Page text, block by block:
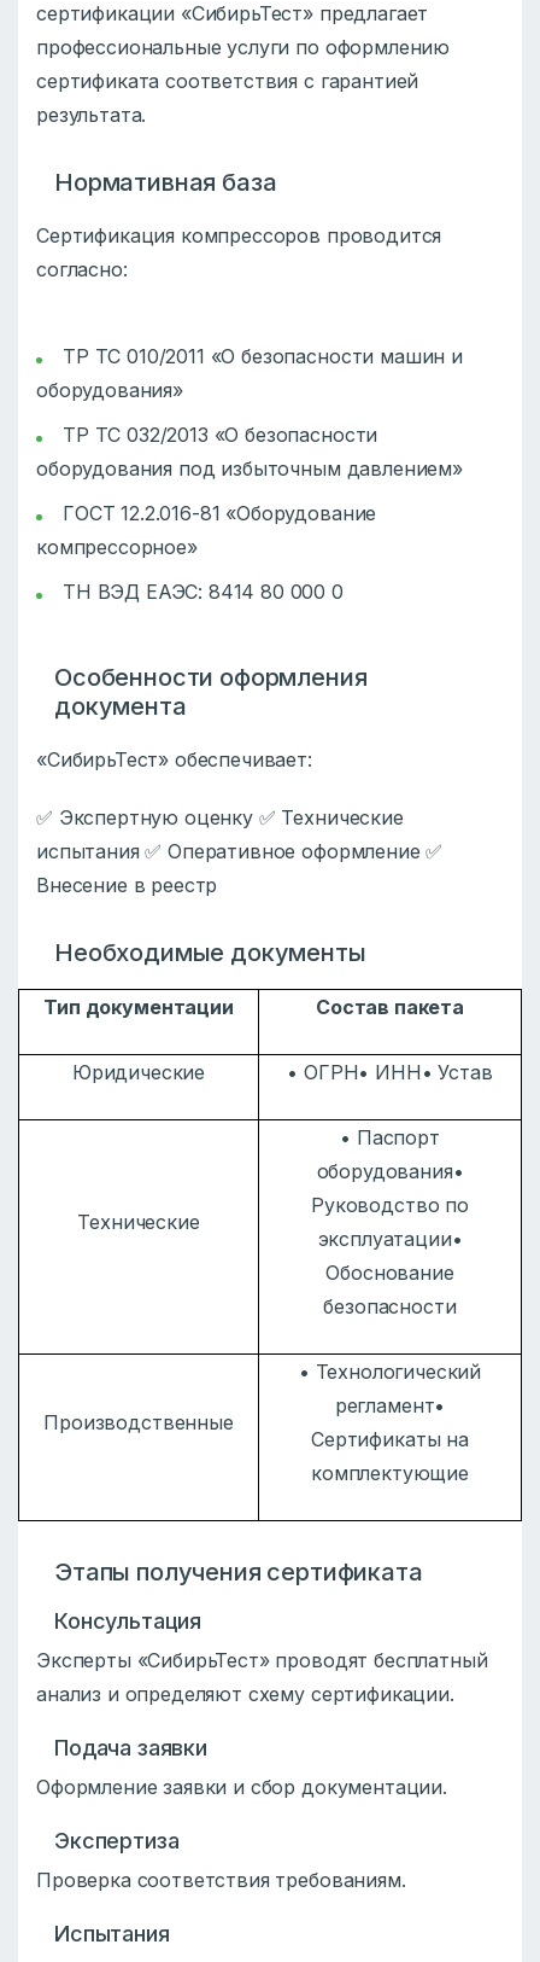
сертификации «СибирьТест» предлагает
профессиональные услуги по оформлению
сертификата соответствия с гарантией
результата.
Нормативная база
Сертификация компрессоров проводится
согласно:
ТР ТС 010/2011 «О безопасности машин и
оборудования»
ТР ТС 032/2013 «О безопасности
оборудования под избыточным давлением»
ГОСТ 12.2.016-81 «Оборудование
компрессорное»
ТН ВЭД ЕАЭС: 8414 80 000 0
Особенности оформления
документа
«СибирьТест» обеспечивает:
✅ Экспертную оценку ✅ Технические
испытания ✅ Оперативное оформление ✅
Внесение в реестр
Необходимые документы
Тип документации Состав пакета
Юридические • ОГРН• ИНН• Устав
Технические
• Паспорт
оборудования•
Руководство по
эксплуатации•
Обоснование
безопасности
Производственные
• Технологический
регламент•
Сертификаты на
комплектующие
Этапы получения сертификата
Консультация
Эксперты «СибирьТест» проводят бесплатный
анализ и определяют схему сертификации.
Подача заявки
Оформление заявки и сбор документации.
Экспертиза
Проверка соответствия требованиям.
Испытания